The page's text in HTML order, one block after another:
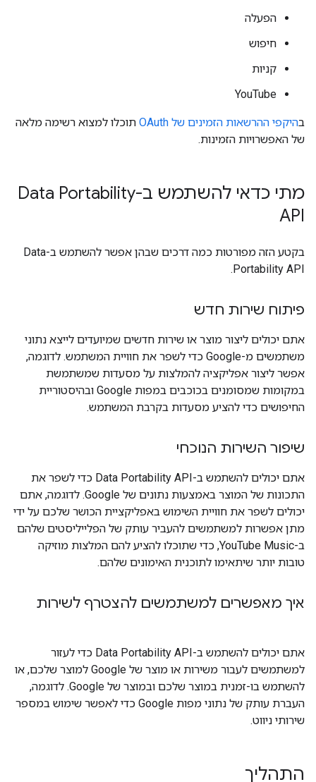
הפעלה
חיפוש
קניות
YouTube
בהיקפי ההרשאות הזמינים של OAuth
תוכלו למצוא רשימה מלאה
של האפשרויות הזמינות.
מתי כדאי להשתמש ב-Data Portability
API
בקטע הזה מפורטות כמה דרכים שבהן אפשר להשתמש ב-Data
Portability API.
פיתוח שירות חדש
אתם יכולים ליצור מוצר או שירות חדשים שמיועדים לייצא נתוני
משתמשים מ-Google כדי לשפר את חוויית המשתמש. לדוגמה,
אפשר ליצור אפליקציה להמלצות על מסעדות שמשתמשת
במקומות שמסומנים בכוכבים במפות Google ובהיסטוריית
החיפושים כדי להציע מסעדות בקרבת המשתמש.
שיפור השירות הנוכחי
אתם יכולים להשתמש ב-Data Portability API כדי לשפר את
התכונות של המוצר באמצעות נתונים של Google. לדוגמה, אתם
יכולים לשפר את חוויית השימוש באפליקציית הכושר שלכם על ידי
מתן אפשרות למשתמשים להעביר עותק של הפלייליסטים שלהם
ב-YouTube Music, כדי שתוכלו להציע להם המלצות מוזיקה
טובות יותר שיתאימו לתוכנית האימונים שלהם.
איך מאפשרים למשתמשים להצטרף לשירות
אתם יכולים להשתמש ב-Data Portability API כדי לעזור
למשתמשים לעבור משירות או מוצר של Google למוצר שלכם, או
להשתמש בו-זמנית במוצר שלכם ובמוצר של Google. לדוגמה,
העברת עותק של נתוני מפות Google כדי לאפשר שימוש במספר
שירותי ניווט.
התהליך